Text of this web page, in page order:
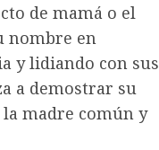
de mamá o el
nombre en
y lidiando con sus
a demostrar su
madre común y